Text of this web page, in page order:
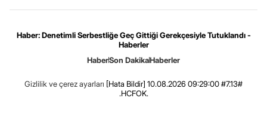
Haber: Denetimli Serbestliğe Geç Gittiği Gerekçesiyle Tutuklandı -
Haberler
HaberSon DakikaHaberler
Gizlilik ve çerez ayarları [Hata Bildir] 10.08.2026 09:29:00 #7.13#
.HCFOK.